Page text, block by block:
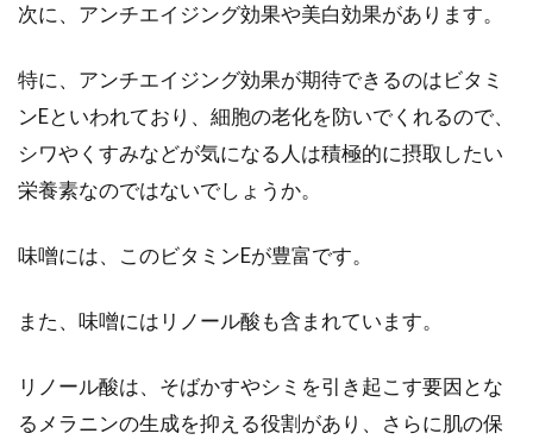
次に、アンチエイジング効果や美白効果があります。
特に、アンチエイジング効果が期待できるのはビタミ
ンEといわれており、細胞の老化を防いでくれるので、
シワやくすみなどが気になる人は積極的に摂取したい
栄養素なのではないでしょうか。
味噌には、このビタミンEが豊富です。
また、味噌にはリノール酸も含まれています。
リノール酸は、そばかすやシミを引き起こす要因とな
るメラニンの生成を抑える役割があり、さらに肌の保